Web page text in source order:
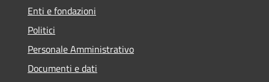
Enti e fondazioni
Politici
Personale Amministrativo
Documenti e dati